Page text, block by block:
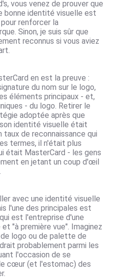
vous venez de prouver que
bonne identité visuelle est
renforcer la
Sinon, je suis sûr que
reconnus si vous aviez
en est la preuve :
du nom sur le logo,
éléments principaux - et,
- du logo. Retirer le
adoptée après que
identité visuelle était
taux de reconnaissance qui
termes, il n'était plus
était MasterCard - les gens
en jetant un coup d'œil
avec une identité visuelle
l'une des principales est
est l'entreprise d'une
"à première vue". Imaginez
logo ou de palette de
probablement parmi les
l'occasion de se
cœur (et l'estomac) des